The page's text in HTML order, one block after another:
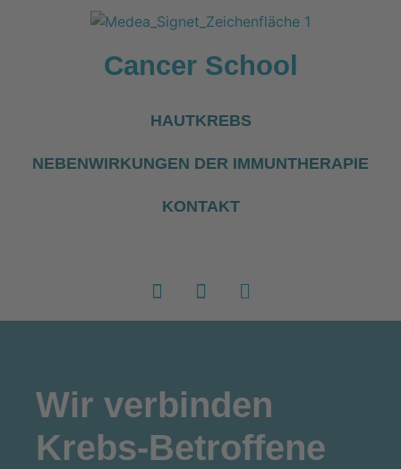
Cancer School
HAUTKREBS
NEBENWIRKUNGEN DER IMMUNTHERAPIE
KONTAKT
Wir verbinden
Krebs-Betroffene